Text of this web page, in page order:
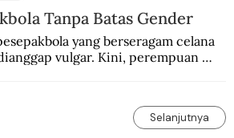
Tanpa Batas Gender
yang berseragam celana
vulgar. Kini, perempuan
Selanjutnya